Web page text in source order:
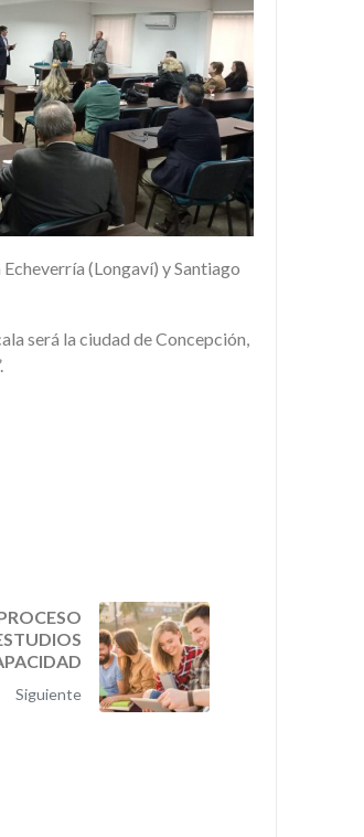
(Longaví) y Santiago
será la ciudad de Concepción,
Siguiente